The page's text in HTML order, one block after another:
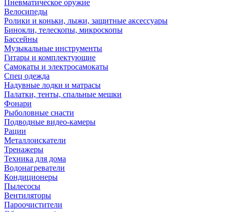
Пневматическое оружие
Велосипеды
Ролики и коньки, лыжи, защитные аксессуары
Бинокли, телескопы, микроскопы
Бассейны
Музыкальные инструменты
Гитары и комплектующие
Самокаты и электросамокаты
Спец одежда
Надувные лодки и матрасы
Палатки, тенты, спальные мешки
Фонари
Рыболовные снасти
Подводные видео-камеры
Рации
Металлоискатели
Тренажеры
Техника для дома
Водонагреватели
Кондиционеры
Пылесосы
Вентиляторы
Пароочистители